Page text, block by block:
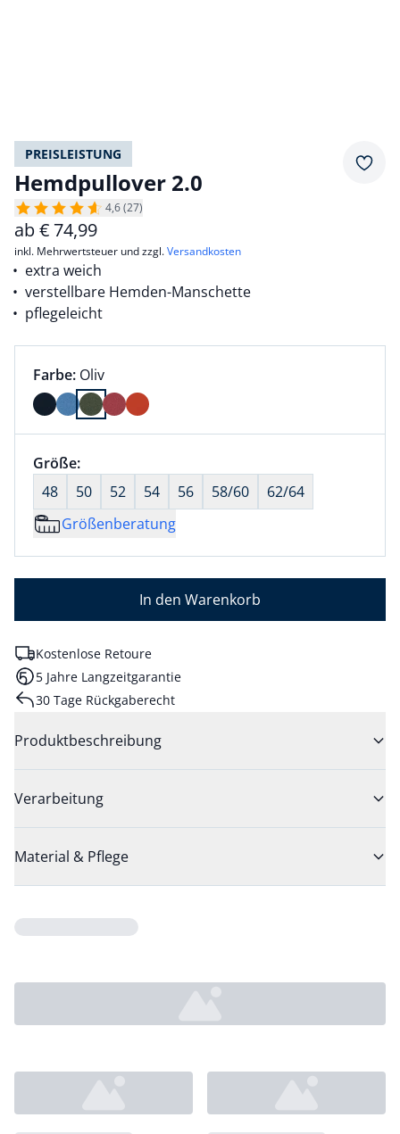
PREISLEISTUNG
Hemdpullover 2.0
4,6 (27)
ab€ 74,99
inkl. Mehrwertsteuer und zzgl.Versandkosten
extra weich
verstellbare Hemden-Manschette
pflegeleicht
Farbauswahl:
Farbe: aktuell ausgewählt:
Oliv
Farbe Oliv ausgewählt
Größenauswahl:
Größe:nichts ausgewählt
48
50 52 54 56 58/60
62/64
Größenberatung
In den Warenkorb
Kostenlose Retoure
5 Jahre Langzeitgarantie
30 Tage Rückgaberecht
Produktbeschreibung
Verarbeitung
Material & Pflege